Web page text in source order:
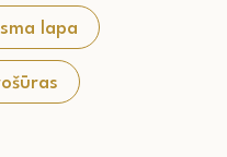
lapa